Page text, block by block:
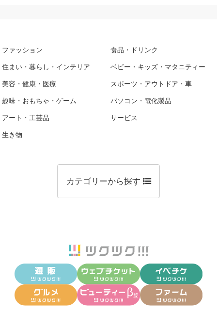
ファッション 食品・ドリンク
住まい・暮らし・インテリア ベビー・キッズ・マタニティー
美容・健康・医療 スポーツ・アウトドア・車
趣味・おもちゃ・ゲーム パソコン・電化製品
アート・工芸品 サービス
生き物
カテゴリーから探す